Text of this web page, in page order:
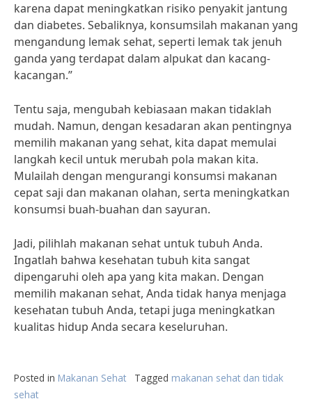
karena dapat meningkatkan risiko penyakit jantung
dan diabetes. Sebaliknya, konsumsilah makanan yang
mengandung lemak sehat, seperti lemak tak jenuh
ganda yang terdapat dalam alpukat dan kacang-
kacangan.”
Tentu saja, mengubah kebiasaan makan tidaklah
mudah. Namun, dengan kesadaran akan pentingnya
memilih makanan yang sehat, kita dapat memulai
langkah kecil untuk merubah pola makan kita.
Mulailah dengan mengurangi konsumsi makanan
cepat saji dan makanan olahan, serta meningkatkan
konsumsi buah-buahan dan sayuran.
Jadi, pilihlah makanan sehat untuk tubuh Anda.
Ingatlah bahwa kesehatan tubuh kita sangat
dipengaruhi oleh apa yang kita makan. Dengan
memilih makanan sehat, Anda tidak hanya menjaga
kesehatan tubuh Anda, tetapi juga meningkatkan
kualitas hidup Anda secara keseluruhan.
Posted in Makanan Sehat Tagged makanan sehat dan tidak
sehat